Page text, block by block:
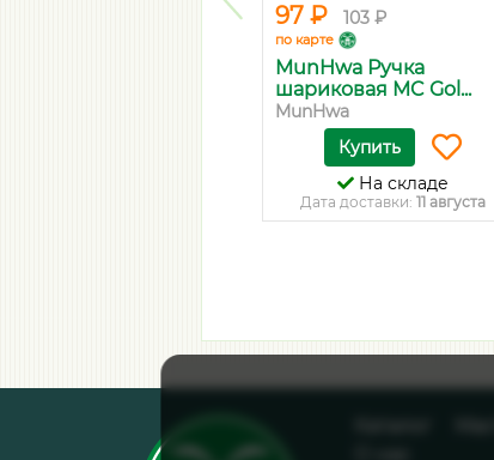
97 ₽ 103 ₽
по карте
MunHwa Ручка
шариковая MC Gol...
MunHwa
Купить
На складе
Дата доставки: 11 августа